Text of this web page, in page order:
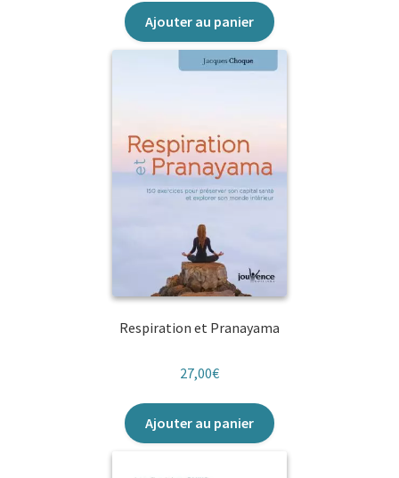
Ajouter au panier
Respiration et Pranayama
27,00€
Ajouter au panier